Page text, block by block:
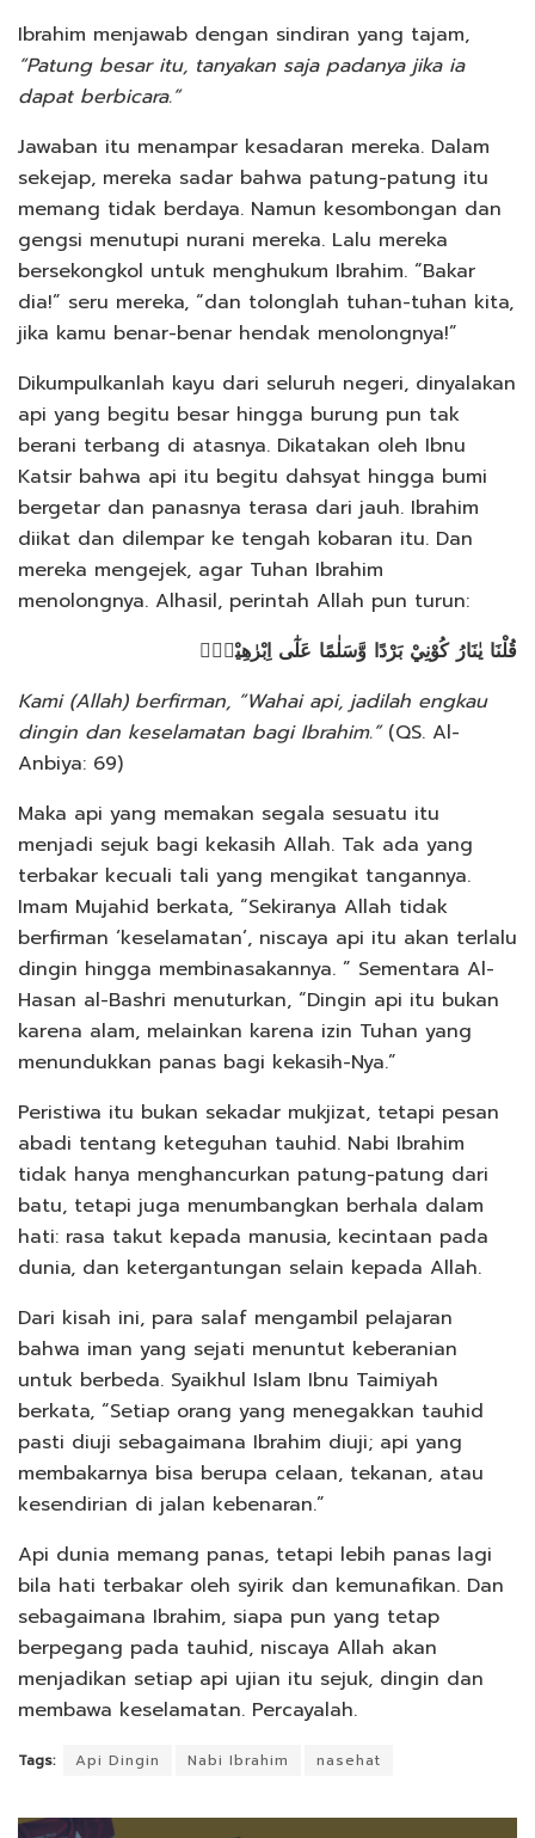
Ibrahim menjawab dengan sindiran yang tajam,
“Patung besar itu, tanyakan saja padanya jika ia
dapat berbicara.”
Jawaban itu menampar kesadaran mereka. Dalam
sekejap, mereka sadar bahwa patung-patung itu
memang tidak berdaya. Namun kesombongan dan
gengsi menutupi nurani mereka. Lalu mereka
bersekongkol untuk menghukum Ibrahim. “Bakar
dia!” seru mereka, “dan tolonglah tuhan-tuhan kita,
jika kamu benar-benar hendak menolongnya!”
Dikumpulkanlah kayu dari seluruh negeri, dinyalakan
api yang begitu besar hingga burung pun tak
berani terbang di atasnya. Dikatakan oleh Ibnu
Katsir bahwa api itu begitu dahsyat hingga bumi
bergetar dan panasnya terasa dari jauh. Ibrahim
diikat dan dilempar ke tengah kobaran itu. Dan
mereka mengejek, agar Tuhan Ibrahim
menolongnya. Alhasil, perintah Allah pun turun:
قُلْنَا يٰنَارُ كُوْنِيْ بَرْدًا وَّسَلٰمًا عَلٰٓى اِبْرٰهِيْمَۙ
Kami (Allah) berfirman, “Wahai api, jadilah engkau
dingin dan keselamatan bagi Ibrahim.”(QS. Al-
Anbiya: 69)
Maka api yang memakan segala sesuatu itu
menjadi sejuk bagi kekasih Allah. Tak ada yang
terbakar kecuali tali yang mengikat tangannya.
Imam Mujahid berkata, “Sekiranya Allah tidak
berfirman ‘keselamatan’, niscaya api itu akan terlalu
dingin hingga membinasakannya. ” Sementara Al-
Hasan al-Bashri menuturkan, “Dingin api itu bukan
karena alam, melainkan karena izin Tuhan yang
menundukkan panas bagi kekasih-Nya.”
Peristiwa itu bukan sekadar mukjizat, tetapi pesan
abadi tentang keteguhan tauhid. Nabi Ibrahim
tidak hanya menghancurkan patung-patung dari
batu, tetapi juga menumbangkan berhala dalam
hati: rasa takut kepada manusia, kecintaan pada
dunia, dan ketergantungan selain kepada Allah.
Dari kisah ini, para salaf mengambil pelajaran
bahwa iman yang sejati menuntut keberanian
untuk berbeda. Syaikhul Islam Ibnu Taimiyah
berkata, “Setiap orang yang menegakkan tauhid
pasti diuji sebagaimana Ibrahim diuji; api yang
membakarnya bisa berupa celaan, tekanan, atau
kesendirian di jalan kebenaran.”
Api dunia memang panas, tetapi lebih panas lagi
bila hati terbakar oleh syirik dan kemunafikan. Dan
sebagaimana Ibrahim, siapa pun yang tetap
berpegang pada tauhid, niscaya Allah akan
menjadikan setiap api ujian itu sejuk, dingin dan
membawa keselamatan. Percayalah.
Tags: Api Dingin Nabi Ibrahim nasehat